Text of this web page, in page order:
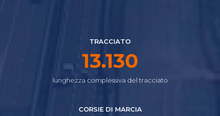
TRACCIATO
14.645
lunghezza complessiva del tracciato
CORSIE DI MARCIA